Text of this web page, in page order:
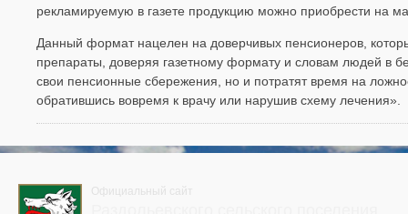
рекламируемую в газете продукцию можно приобрести на
Данный формат нацелен на доверчивых пенсионеров,
препараты, доверяя газетному формату и словам людей в
свои пенсионные сбережения, но и потратят время на
обратившись вовремя к врачу или нарушив схему лечения».
Официальный сайт